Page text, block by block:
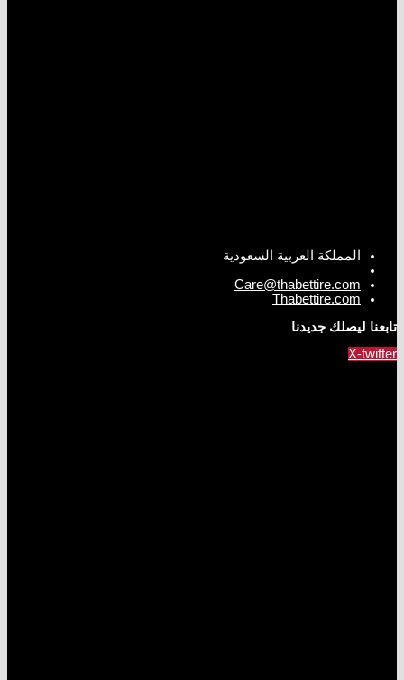
المملكة العربية السعودية
Care@thabettire.com
Thabettire.com
تابعنا ليصلك جديدنا
X-twitter